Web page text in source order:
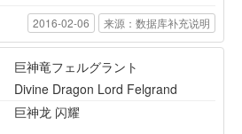
2016-02-06 来源：数据库补充说明
巨神竜フェルグラント
Divine Dragon Lord Felgrand
巨神龙 闪耀